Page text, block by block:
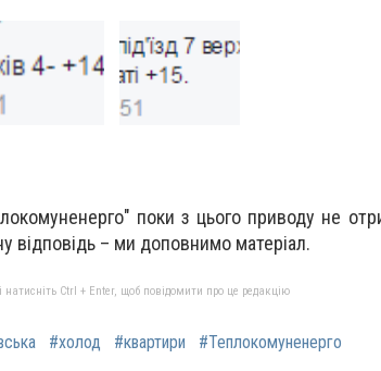
поки з цього приводу не
відповідь – ми доповнимо матеріал.
Ctrl + Enter, щоб повідомити про це редакцію
#холод #квартири #Теплокомуненерго